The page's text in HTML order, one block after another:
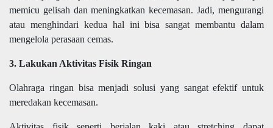
memicu gelisah dan meningkatkan kecemasan. Jadi, mengurangi
atau menghindari kedua hal ini bisa sangat membantu dalam
mengelola perasaan cemas.
3. Lakukan Aktivitas Fisik Ringan
Olahraga ringan bisa menjadi solusi yang sangat efektif untuk
meredakan kecemasan.